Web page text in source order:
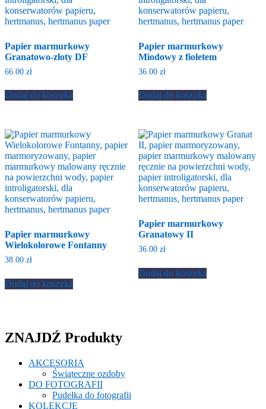
Papier marmurkowy
Granatowo-złoty DF
66.00 zł
Dodaj do koszyka
Papier marmurkowy
Miodowy z fioletem
36.00 zł
Dodaj do koszyka
Papier marmurkowy
Wielokolorowe Fontanny
38.00 zł
Dodaj do koszyka
Papier marmurkowy
Granatowy II
36.00 zł
Dodaj do koszyka
ZNAJDŹ Produkty
AKCESORIA
Świąteczne ozdoby
DO FOTOGRAFII
Pudełka do fotografii
KOLEKCJE